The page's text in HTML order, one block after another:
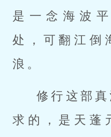
是一念海波
处，可翻江倒
浪。
修行这部
求的，是天蓬